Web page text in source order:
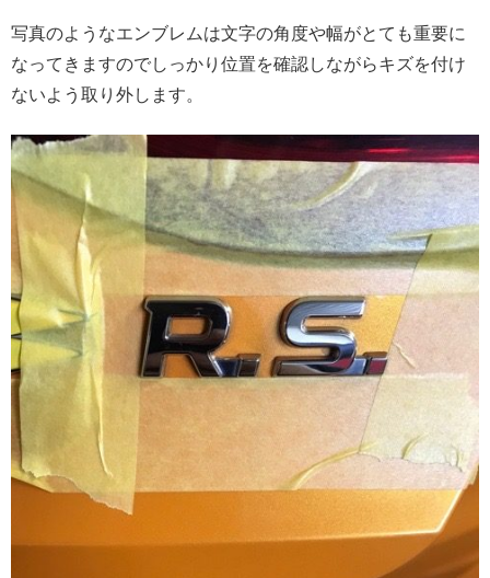
写真のようなエンブレムは文字の角度や幅がとても重要に
なってきますのでしっかり位置を確認しながらキズを付け
ないよう取り外します。